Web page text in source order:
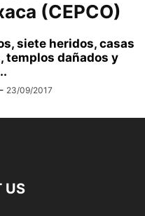
(CEPCO)
siete heridos, casas
templos dañados y
- 23/09/2017
US